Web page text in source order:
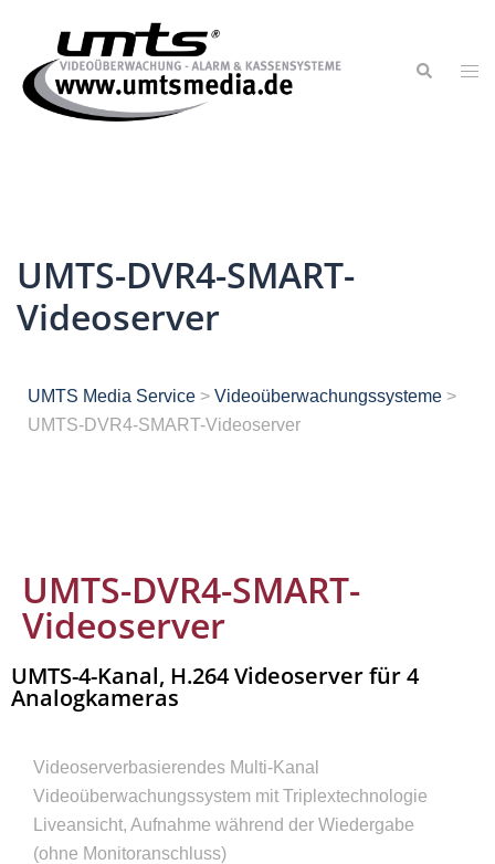
UMTS-DVR4-SMART-
Videoserver
UMTS Media Service > Videoüberwachungssysteme >
UMTS-DVR4-SMART-Videoserver
UMTS-DVR4-SMART-
Videoserver
UMTS-4-Kanal, H.264 Videoserver für 4
Analogkameras
Videoserverbasierendes Multi-Kanal
Videoüberwachungssystem mit Triplextechnologie
Liveansicht, Aufnahme während der Wiedergabe
(ohne Monitoranschluss)